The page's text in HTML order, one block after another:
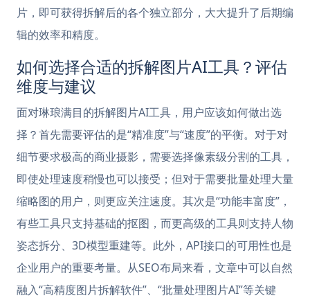
片，即可获得拆解后的各个独立部分，大大提升了后期编
辑的效率和精度。
如何选择合适的拆解图片AI工具？评估
维度与建议
面对琳琅满目的拆解图片AI工具，用户应该如何做出选
择？首先需要评估的是“精准度”与“速度”的平衡。对于对
细节要求极高的商业摄影，需要选择像素级分割的工具，
即使处理速度稍慢也可以接受；但对于需要批量处理大量
缩略图的用户，则更应关注速度。其次是“功能丰富度”，
有些工具只支持基础的抠图，而更高级的工具则支持人物
姿态拆分、3D模型重建等。此外，API接口的可用性也是
企业用户的重要考量。从SEO布局来看，文章中可以自然
融入“高精度图片拆解软件”、“批量处理图片AI”等关键